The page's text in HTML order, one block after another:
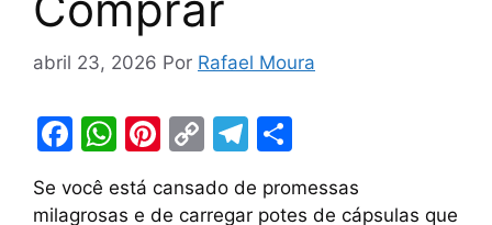
abril 23, 2026 Por Rafael Moura
F
c
W
at
Pi
er
C
o
p
T
e ar
Se você está cansado de promessas
milagrosas e de carregar potes de cápsulas que